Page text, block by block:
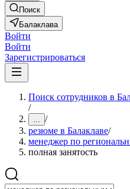
Поиск
Балаклава
Войти
Войти
Зарегистрироваться
Поиск сотрудников в
/
... /
резюме в Балаклаве/
менеджер по
полная занятость